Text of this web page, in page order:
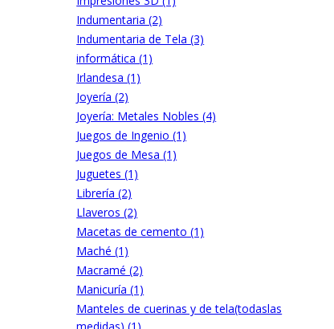
Indumentaria (2)
Indumentaria de Tela (3)
informática (1)
Irlandesa (1)
Joyería (2)
Joyería: Metales Nobles (4)
Juegos de Ingenio (1)
Juegos de Mesa (1)
Juguetes (1)
Librería (2)
Llaveros (2)
Macetas de cemento (1)
Maché (1)
Macramé (2)
Manicuría (1)
Manteles de cuerinas y de tela(todaslas